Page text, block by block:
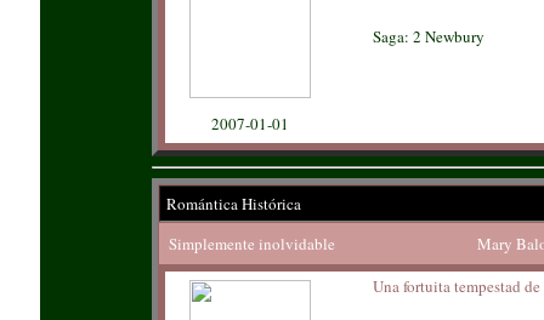
2007-01-01
Saga: 2 Newbury
Romántica Histórica
Simplemente inolvidable
Mary
Una fortuita tempestad